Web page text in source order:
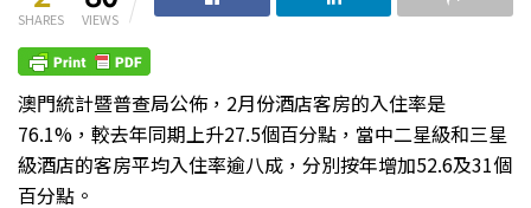
SHARES VIEWS
澳門統計暨普查局公佈，2月份酒店客房的入住率是
76.1%，較去年同期上升27.5個百分點，當中二星級和三星
級酒店的客房平均入住率逾八成，分別按年增加52.6及31個
百分點。